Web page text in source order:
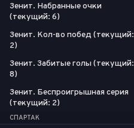
Зенит. Набранные очки
(текущий: 6)
Зенит. Кол-во побед (текущий:
2)
Зенит. Забитые голы (текущий:
8)
Зенит. Беспроигрышная серия
(текущий: 2)
СПАРТАК